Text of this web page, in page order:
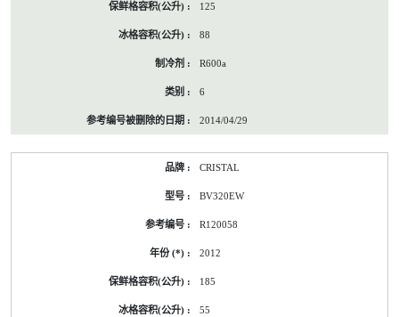
125
88
R600a
6
2014/04/29
CRISTAL
BV320EW
R120058
2012
185
55